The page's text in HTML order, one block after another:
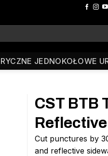
JEDNOKOŁOWE
CST BTB
Reflective
Cut punctures by
and reflective